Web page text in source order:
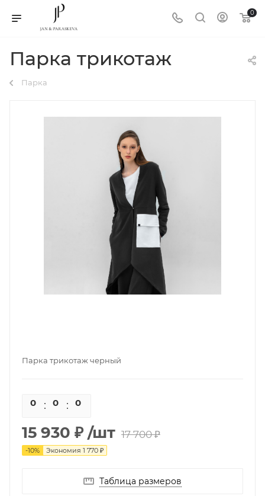
0
Парка трикотаж
Парка
Парка трикотаж черный
0 0 0
15 930 ₽ /шт 17 700 ₽
-10% Экономия 1 770 ₽
Таблица размеров